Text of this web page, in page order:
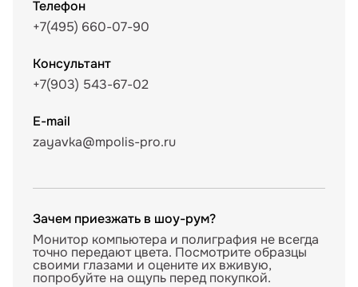
Телефон
+7(495) 660-07-90
Консультант
+7(903) 543-67-02
E-mail
zayavka@mpolis-pro.ru
Зачем приезжать в шоу-рум?
Монитор компьютера и полиграфия не всегда
точно передают цвета. Посмотрите образцы
своими глазами и оцените их вживую,
попробуйте на ощупь перед покупкой.